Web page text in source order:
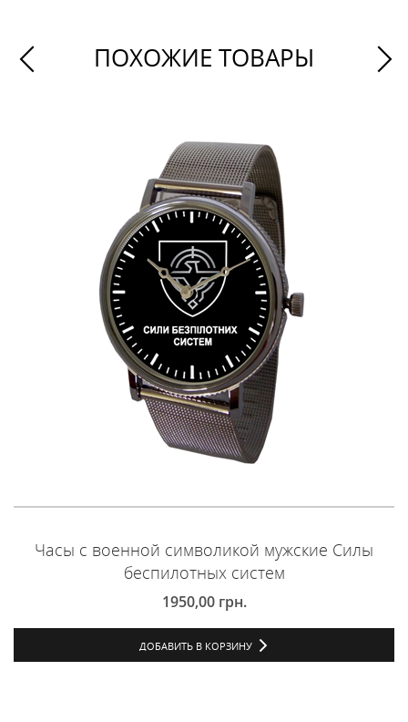
ПОХОЖИЕ ТОВАРЫ
Часы с военной символикой мужские Силы
беспилотных систем
1950,00 грн.
ДОБАВИТЬ В КОРЗИНУ